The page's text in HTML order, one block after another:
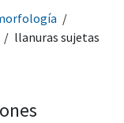
llanuras sujetas